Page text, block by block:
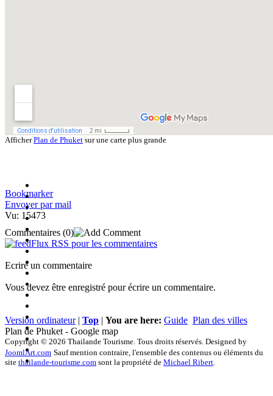
AfficherPlan de Phuket sur une carte plus grande
Bookmarker
Envoyer par mail
Vu: 15473
Commentaires (0)
Flux RSS pour les commentaires
Ecrire un commentaire
Vous devez être enregistré pour écrire un commentaire.
Version ordinateur| Top | You are here: Guide Plan des villes
Plan de Phuket - Google map
Copyright © 2026 Thailande Tourisme. Tous droits réservés. Designed by
JoomlArt.com Sauf mention contraire, l'ensemble des contenus ou éléments du
site thailande-tourisme.com sont la propriété de Michael Ribert